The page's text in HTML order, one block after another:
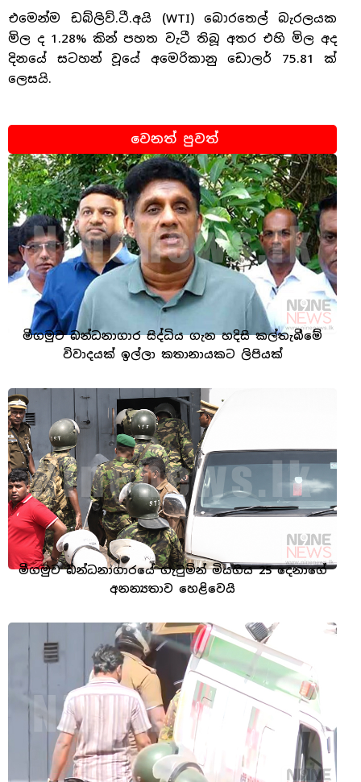
එමෙන්ම ඩබ්ලිව්.ටී.අයි (WTI) බොරතෙල් බැරලයක
මිල ද 1.28% කින් පහත වැටී තිබූ අතර එහි මිල අද
දිනයේ සටහන් වූයේ අමෙරිකානු ඩොලර් 75.81 ක්
ලෙසයි.
වෙනත් පුවත්
මීගමුව බන්ධනාගාර සිද්ධිය ගැන හදිසි කල්තැබීමේ
විවාදයක් ඉල්ලා කතානායකට ලිපියක්
මීගමුව බන්ධනාගාරයේ ගැටුමින් මියගිය 25 දෙනාගේ
අනන්‍යතාව හෙළිවෙයි